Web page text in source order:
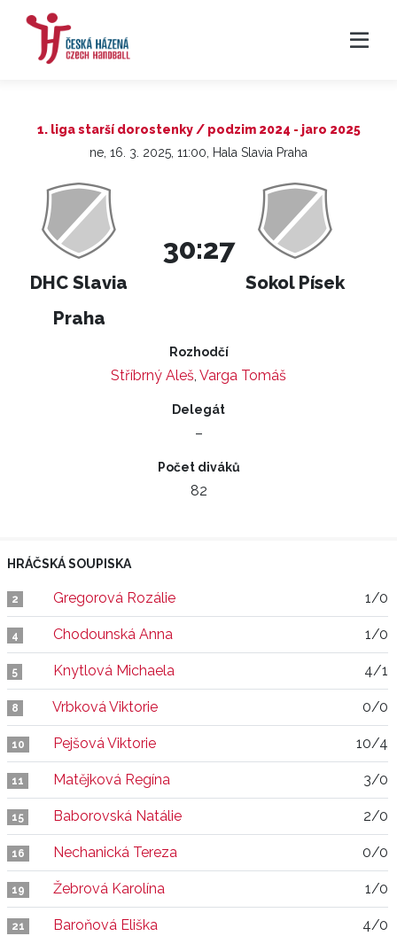
1. liga starší dorostenky / podzim 2024 - jaro 2025
ne, 16. 3. 2025, 11:00, Hala Slavia Praha
DHC Slavia
Praha
30:27
Sokol Písek
Rozhodčí
Stříbrný Aleš, Varga Tomáš
Delegát
–
Počet diváků
82
HRÁČSKÁ SOUPISKA
2 Gregorová Rozálie 1/0
4 Chodounská Anna 1/0
5 Knytlová Michaela 4/1
8 Vrbková Viktorie 0/0
10 Pejšová Viktorie 10/4
11 Matějková Regína 3/0
15 Baborovská Natálie 2/0
16 Nechanická Tereza 0/0
19 Žebrová Karolína 1/0
21 Baroňová Eliška 4/0